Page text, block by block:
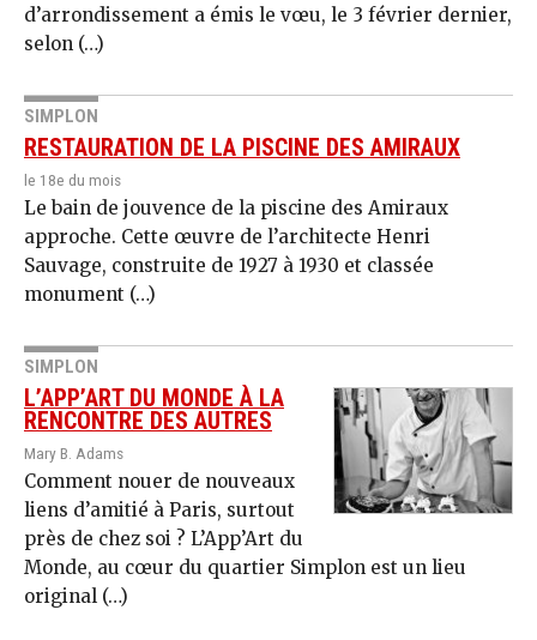
d’arrondissement a émis le vœu, le 3 février dernier,
selon (…)
SIMPLON
RESTAURATION DE LA PISCINE DES AMIRAUX
le 18e du mois
Le bain de jouvence de la piscine des Amiraux
approche. Cette œu­vre de l’architecte Henri
Sauvage, construite de 1927 à 1930 et classée
monument (…)
SIMPLON
L’APP’ART DU MONDE À LA
RENCONTRE DES AUTRES
Mary B. Adams
Comment nouer de nouveaux
liens d’amitié à Paris, surtout
près de chez soi ? L’App’Art du
Monde, au cœur du quartier Sim­plon est un lieu
original (…)